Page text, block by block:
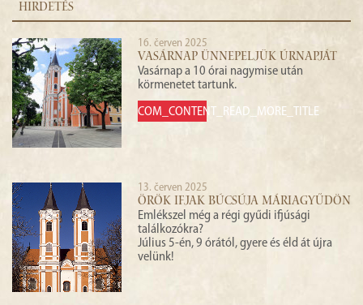
HIRDETÉS
16. červen 2025
VASÁRNAP ÜNNEPELJÜK ÚRNAPJÁT
Vasárnap a 10 órai nagymise után
körmenetet tartunk.
COM_CONTENT_READ_MORE_TITLE
13. červen 2025
ÖRÖK IFJAK BÚCSÚJA MÁRIAGYŰDÖN
Emlékszel még a régi gyűdi ifjúsági
találkozókra?
Július 5-én, 9 órától, gyere és éld át újra
velünk!